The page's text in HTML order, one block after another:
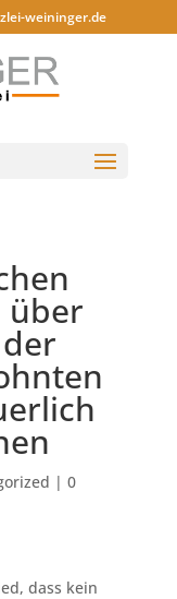
weininger.de
über
| 0
dass kein